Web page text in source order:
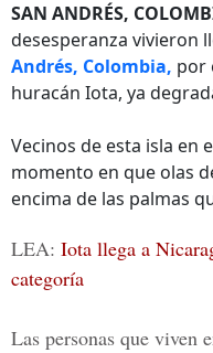
SAN ANDRÉS,
desesperanza vivieron
Andrés, Colombia, por
huracán Iota, ya
Vecinos de esta isla en
momento en que olas
encima de las palmas
LEA: Iota llega a
categoría
Las personas que viven